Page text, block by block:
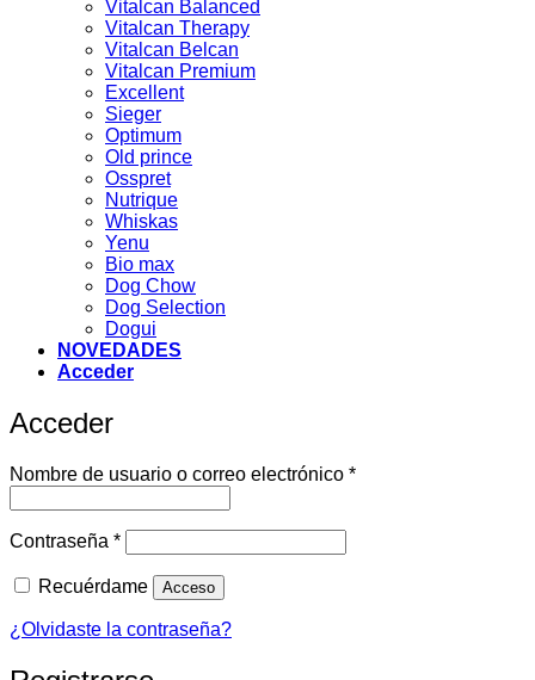
Vitalcan Balanced
Vitalcan Therapy
Vitalcan Belcan
Vitalcan Premium
Excellent
Sieger
Optimum
Old prince
Osspret
Nutrique
Whiskas
Yenu
Bio max
Dog Chow
Dog Selection
Dogui
NOVEDADES
Acceder
Acceder
Nombre de usuario o correo electrónico *Obligatorio
Contraseña *Obligatorio
Recuérdame Acceso
¿Olvidaste la contraseña?